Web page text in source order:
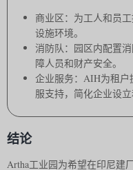
商业区：为工人和员
设施环境。
消防队：园区内配置
障人员和财产安全。
企业服务：AIH为租
服支持，简化企业设立
结论
Artha工业园为希望在印尼建